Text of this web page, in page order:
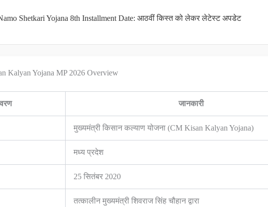
Shetkari Yojana 8th Installment Date: आठवीं किस्त को लेकर लेटेस्ट अपडेट
Kalyan Yojana MP 2026 Overview
जानकारी
मुख्यमंत्री किसान कल्याण योजना (CM Kisan Kalyan Yojana)
मध्य प्रदेश
25 सितंबर 2020
तत्कालीन मुख्यमंत्री शिवराज सिंह चौहान द्वारा